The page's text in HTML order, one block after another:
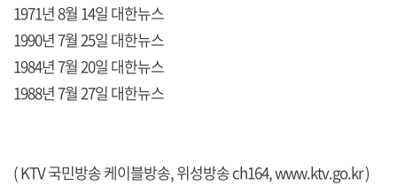
1971년 8월 14일 대한뉴스
1990년 7월 25일 대한뉴스
1984년 7월 20일 대한뉴스
1988년 7월 27일 대한뉴스
( KTV 국민방송 케이블방송, 위성방송 ch164,www.ktv.go.kr)